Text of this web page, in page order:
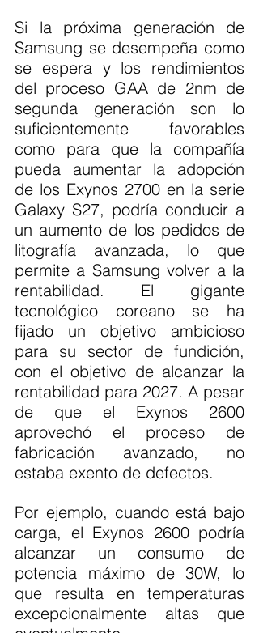
Si la próxima generación de
Samsung se desempeña como
se espera y los rendimientos
del proceso GAA de 2nm de
segunda generación son lo
suficientemente favorables
como para que la compañía
pueda aumentar la adopción
de los Exynos 2700 en la serie
Galaxy S27, podría conducir a
un aumento de los pedidos de
litografía avanzada, lo que
permite a Samsung volver a la
rentabilidad. El gigante
tecnológico coreano se ha
fijado un objetivo ambicioso
para su sector de fundición,
con el objetivo de alcanzar la
rentabilidad para 2027. A pesar
de que el Exynos 2600
aprovechó el proceso de
fabricación avanzado, no
estaba exento de defectos.
Por ejemplo, cuando está bajo
carga, el Exynos 2600 podría
alcanzar un consumo de
potencia máximo de 30W, lo
que resulta en temperaturas
excepcionalmente altas que